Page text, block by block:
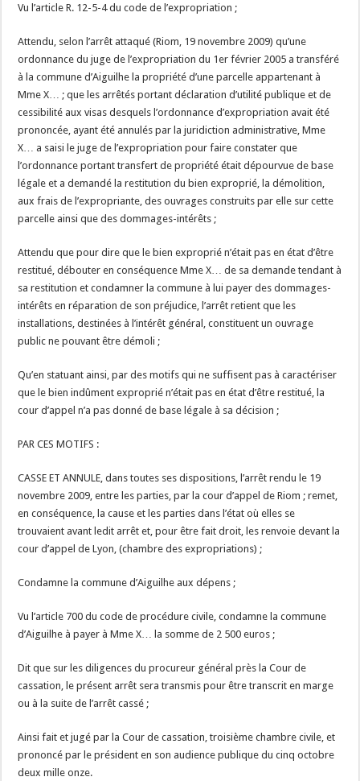
Vu l’article R. 12-5-4 du code de l’expropriation ;
Attendu, selon l’arrêt attaqué (Riom, 19 novembre 2009) qu’une
ordonnance du juge de l’expropriation du 1er février 2005 a transféré
à la commune d’Aiguilhe la propriété d’une parcelle appartenant à
Mme X… ; que les arrêtés portant déclaration d’utilité publique et de
cessibilité aux visas desquels l’ordonnance d’expropriation avait été
prononcée, ayant été annulés par la juridiction administrative, Mme
X… a saisi le juge de l’expropriation pour faire constater que
l’ordonnance portant transfert de propriété était dépourvue de base
légale et a demandé la restitution du bien exproprié, la démolition,
aux frais de l’expropriante, des ouvrages construits par elle sur cette
parcelle ainsi que des dommages-intérêts ;
Attendu que pour dire que le bien exproprié n’était pas en état d’être
restitué, débouter en conséquence Mme X… de sa demande tendant à
sa restitution et condamner la commune à lui payer des dommages-
intérêts en réparation de son préjudice, l’arrêt retient que les
installations, destinées à l’intérêt général, constituent un ouvrage
public ne pouvant être démoli ;
Qu’en statuant ainsi, par des motifs qui ne suffisent pas à caractériser
que le bien indûment exproprié n’était pas en état d’être restitué, la
cour d’appel n’a pas donné de base légale à sa décision ;
PAR CES MOTIFS :
CASSE ET ANNULE, dans toutes ses dispositions, l’arrêt rendu le 19
novembre 2009, entre les parties, par la cour d’appel de Riom ; remet,
en conséquence, la cause et les parties dans l’état où elles se
trouvaient avant ledit arrêt et, pour être fait droit, les renvoie devant la
cour d’appel de Lyon, (chambre des expropriations) ;
Condamne la commune d’Aiguilhe aux dépens ;
Vu l’article 700 du code de procédure civile, condamne la commune
d’Aiguilhe à payer à Mme X… la somme de 2 500 euros ;
Dit que sur les diligences du procureur général près la Cour de
cassation, le présent arrêt sera transmis pour être transcrit en marge
ou à la suite de l’arrêt cassé ;
Ainsi fait et jugé par la Cour de cassation, troisième chambre civile, et
prononcé par le président en son audience publique du cinq octobre
deux mille onze.